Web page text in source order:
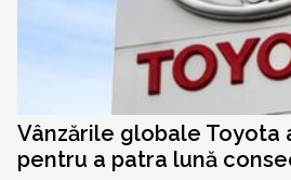
Vânzările globale Toyota
pentru a patra lună